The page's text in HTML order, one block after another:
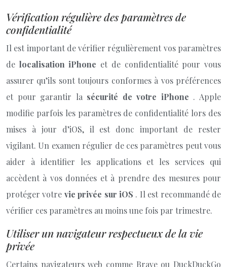
Vérification régulière des paramètres de
confidentialité
Il est important de vérifier régulièrement vos paramètres
de localisation iPhone et de confidentialité pour vous
assurer qu’ils sont toujours conformes à vos préférences
et pour garantir la sécurité de votre iPhone . Apple
modifie parfois les paramètres de confidentialité lors des
mises à jour d’iOS, il est donc important de rester
vigilant. Un examen régulier de ces paramètres peut vous
aider à identifier les applications et les services qui
accèdent à vos données et à prendre des mesures pour
protéger votre vie privée sur iOS . Il est recommandé de
vérifier ces paramètres au moins une fois par trimestre.
Utiliser un navigateur respectueux de la vie
privée
Certains navigateurs web comme Brave ou DuckDuckGo